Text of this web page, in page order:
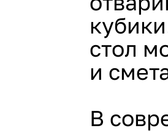
стол
и
В